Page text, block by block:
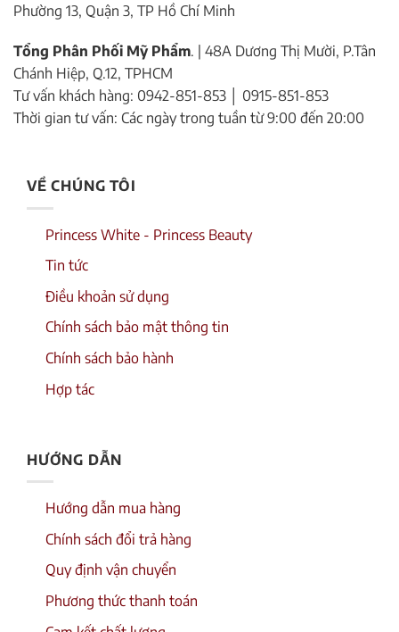
Phường 13, Quận 3, TP Hồ Chí Minh
Tổng Phân Phối Mỹ Phẩm. | 48A Dương Thị Mười, P.Tân
Chánh Hiệp, Q.12, TPHCM
Tư vấn khách hàng: 0942-851-853 │ 0915-851-853
Thời gian tư vấn: Các ngày trong tuần từ 9:00 đến 20:00
VỀ CHÚNG TÔI
Princess White - Princess Beauty
Tin tức
Điều khoản sử dụng
Chính sách bảo mật thông tin
Chính sách bảo hành
Hợp tác
HƯỚNG DẪN
Hướng dẫn mua hàng
Chính sách đổi trả hàng
Quy định vận chuyển
Phương thức thanh toán